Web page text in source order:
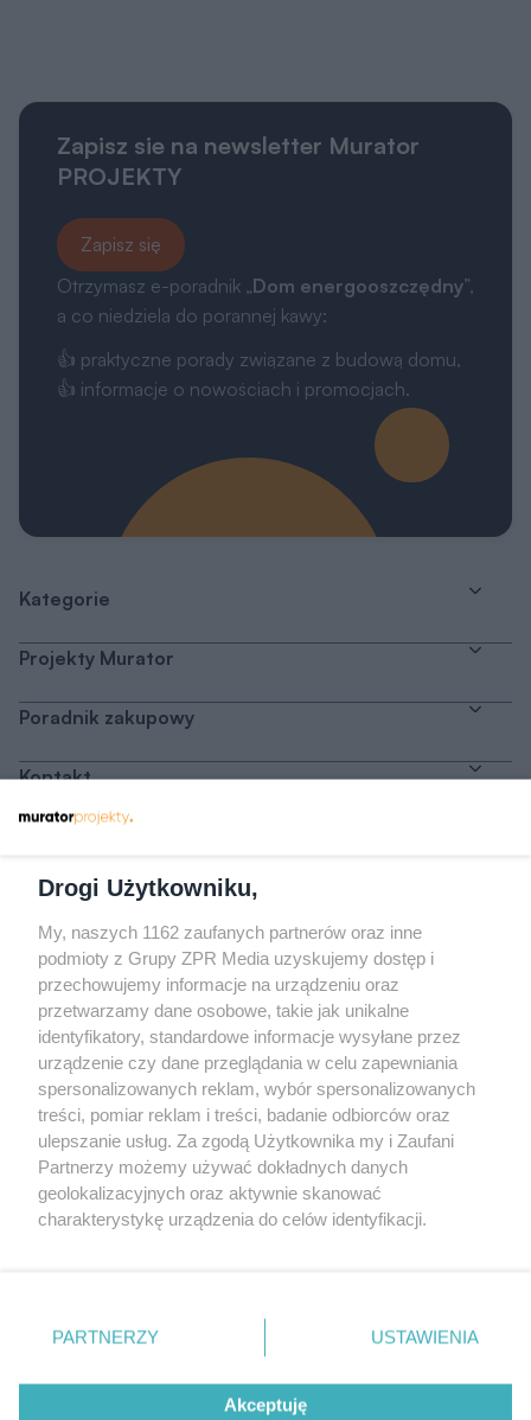
Zapisz sie na newsletter Murator
PROJEKTY
Zapisz się
Otrzymasz e-poradnik „Dom energooszczędny”,
a co niedziela do porannej kawy:
👍 praktyczne porady związane z budową domu,
👍 informacje o nowościach i promocjach.
Kategorie
Projekty Murator
Poradnik zakupowy
Kontakt
Odwiedź grupę na Facebooku
Gdybym budował drugi raz - mądry Polak
przed budową
Forum Muratora
© 2026
Drogi Użytkowniku,
My, naszych 1162 zaufanych partnerów oraz inne
podmioty z Grupy ZPR Media uzyskujemy dostęp i
przechowujemy informacje na urządzeniu oraz
przetwarzamy dane osobowe, takie jak unikalne
identyfikatory, standardowe informacje wysyłane przez
urządzenie czy dane przeglądania w celu zapewniania
spersonalizowanych reklam, wybór spersonalizowanych
treści, pomiar reklam i treści, badanie odbiorców oraz
ulepszanie usług. Za zgodą Użytkownika my i Zaufani
Partnerzy możemy używać dokładnych danych
geolokalizacyjnych oraz aktywnie skanować
charakterystykę urządzenia do celów identyfikacji.
zmienić/wycofać klikając przycisk ustawień prywatności
znajdujący się w lewym dolnym rogu strony
rodzaje przetwarzania danych nie wymagają zgody
użytkownika, ale masz prawo sprzeciwić się takiemu
PARTNERZY USTAWIENIA
Akceptuję